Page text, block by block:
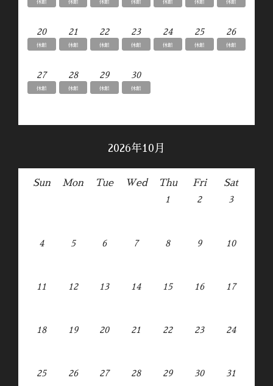
休館 休館 休館 休館 休館 休館 休館
20 21 22 23 24 25 26
休館 休館 休館 休館 休館 休館 休館
27 28 29 30
休館 休館 休館 休館
2026年10月
Sun Mon Tue Wed Thu Fri Sat
1 2 3
4 5 6 7 8 9 10
11 12 13 14 15 16 17
18 19 20 21 22 23 24
25 26 27 28 29 30 31